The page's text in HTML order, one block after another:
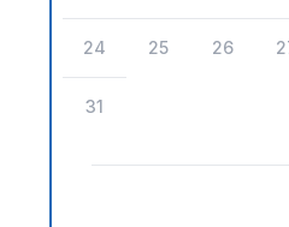
24 25 26
31